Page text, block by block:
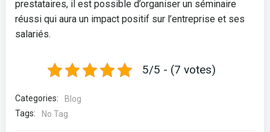
prestataires, il est possible d’organiser un séminaire
réussi qui aura un impact positif sur l’entreprise et ses
salariés.
5/5 - (7 votes)
Categories:
Blog
Tags:
No Tag